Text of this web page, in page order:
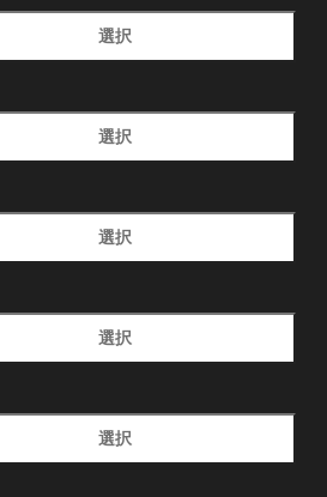
選択
選択
選択
選択
選択